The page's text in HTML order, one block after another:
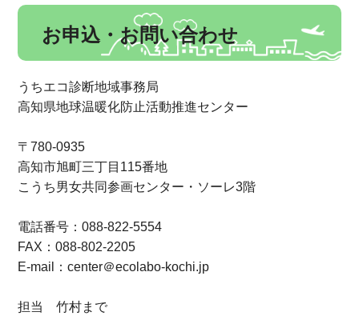
お申込・お問い合わせ
うちエコ診断地域事務局
高知県地球温暖化防止活動推進センター
〒780-0935
高知市旭町三丁目115番地
こうち男女共同参画センター・ソーレ3階
電話番号：088-822-5554
FAX：088-802-2205
E-mail：center＠ecolabo-kochi.jp
担当 竹村まで